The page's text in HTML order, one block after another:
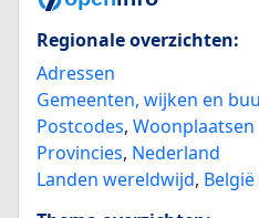
Regionale overzichten:
Adressen
Gemeenten, wijken en
Postcodes, Woonplaatsen
Provincies, Nederland
Landen wereldwijd,